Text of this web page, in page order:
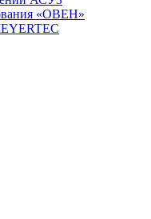
«ОВЕН»